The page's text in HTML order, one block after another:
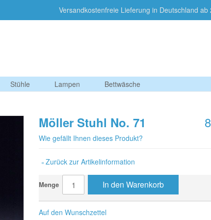
Versandkostenfreie Lieferung in Deutschland
Stühle Lampen Bettwäsche
Möller Stuhl No. 71
Wie gefällt Ihnen dieses Produkt?
« Zurück zur Artikelinformation
Menge In den Warenkorb
Auf den Wunschzettel